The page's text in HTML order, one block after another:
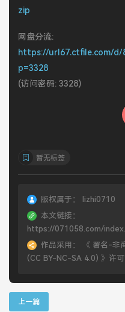
zip
网盘分流:
https://url67.ctfile.com/d/
p=3328
(访问密码: 3328)
暂无标签
版权属于：
lizhi0710
本文链接：
https://071058.com/
作品采用：
《 署名-非
(CC BY-NC-SA 4.0) 》许
上一篇